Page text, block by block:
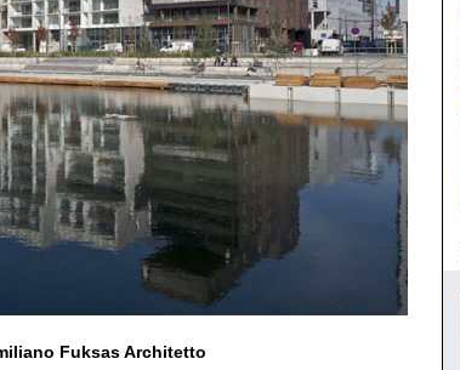
Fuksas Architetto